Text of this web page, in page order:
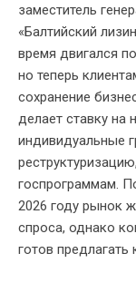
заместитель
«Балтийский
время двигался
но теперь
сохранение
делает ставку на
индивидуальные
госпрограммам.
2026 году рынок
спроса, однако
готов